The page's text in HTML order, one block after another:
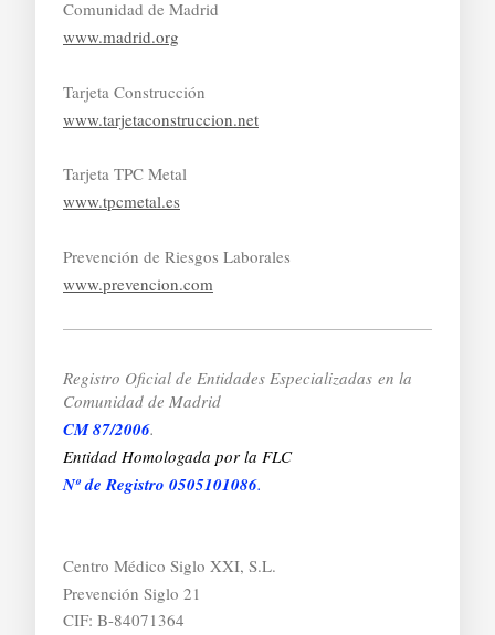
Comunidad de Madrid
www.madrid.org
Tarjeta Construcción
www.tarjetaconstruccion.net
Tarjeta TPC Metal
www.tpcmetal.es
Prevención de Riesgos Laborales
www.prevencion.com
Registro Oficial de Entidades Especializadas en la
Comunidad de Madrid
CM 87/2006.
Entidad Homologada por la FLC
Nº de Registro 0505101086.
Centro Médico Siglo XXI, S.L.
Prevención Siglo 21
CIF: B-84071364